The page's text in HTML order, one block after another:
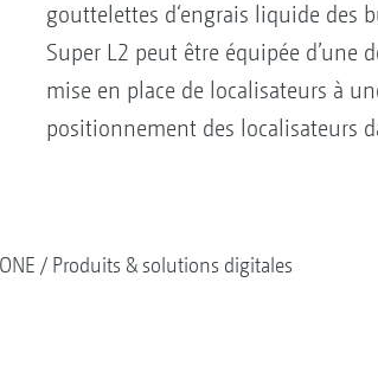
gouttelettes d‘engrais liquide des
Super L2 peut être équipée d’une
mise en place de localisateurs à
positionnement des localisateurs
Produits & solutions digitales